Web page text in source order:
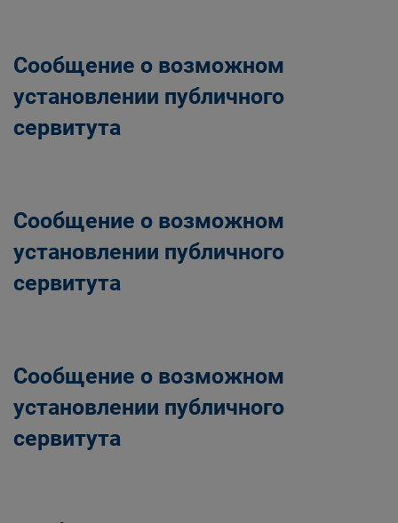
Сообщение о возможном
установлении публичного
сервитута
Сообщение о возможном
установлении публичного
сервитута
Сообщение о возможном
установлении публичного
сервитута